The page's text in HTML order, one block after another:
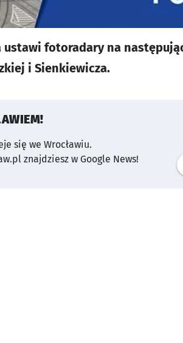
fotoradary na
i Sienkiewicza.
się we Wrocławiu.
znajdziesz w Google News!